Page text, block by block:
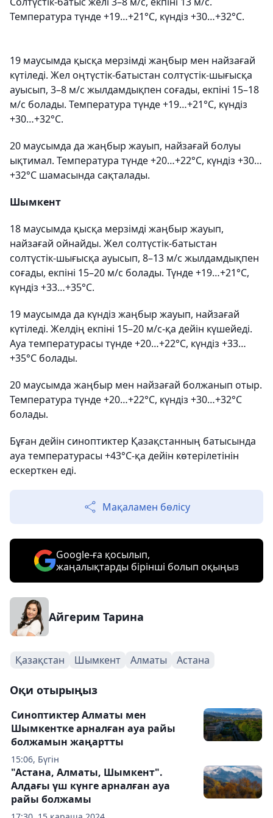
Температура түнде +19…+21°C, күндіз +30…+32°C.
19 маусымда қысқа мерзімді жаңбыр мен найзағай
күтіледі. Жел оңтүстік-батыстан солтүстік-шығысқа
ауысып, 3–8 м/с жылдамдықпен соғады, екпіні 15–18
м/с болады. Температура түнде +19…+21°C, күндіз
+30…+32°C.
20 маусымда да жаңбыр жауып, найзағай болуы
ықтимал. Температура түнде +20…+22°C, күндіз +30…
+32°C шамасында сақталады.
Шымкент
18 маусымда қысқа мерзімді жаңбыр жауып,
найзағай ойнайды. Жел солтүстік-батыстан
солтүстік-шығысқа ауысып, 8–13 м/с жылдамдықпен
соғады, екпіні 15–20 м/с болады. Түнде +19…+21°C,
күндіз +33…+35°C.
19 маусымда да күндіз жаңбыр жауып, найзағай
күтіледі. Желдің екпіні 15–20 м/с-қа дейін күшейеді.
Ауа температурасы түнде +20…+22°C, күндіз +33…
+35°C болады.
20 маусымда жаңбыр мен найзағай болжанып отыр.
Температура түнде +20…+22°C, күндіз +30…+32°C
болады.
Бұған дейін синоптиктер Қазақстанның батысында
ауа температурасы +43°C-қа дейін көтерілетінін
ескерткен еді.
Мақаламен бөлісу
Google-ға қосылып,
жаңалықтарды бірінші болып оқыңыз
Айгерим Тарина
Қазақстан Шымкент Алматы Астана
Оқи отырыңыз
15:06, Бүгін
Синоптиктер Алматы мен
Шымкентке арналған ауа райы
болжамын жаңартты
"Астана, Алматы, Шымкент".
Алдағы үш күнге арналған ауа
райы болжамы